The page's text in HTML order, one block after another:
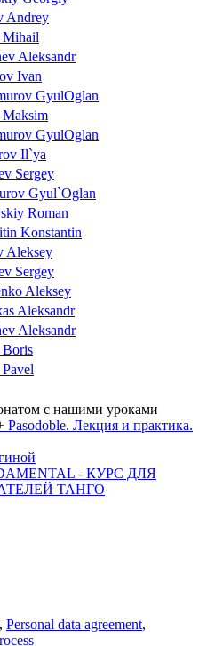
Andrey
Aleksandr
Ivan
GyulOglan
Maksim
GyulOglan
Il`ya
Sergey
Gyul`Oglan
Roman
Konstantin
Aleksey
Sergey
Aleksey
Aleksandr
Aleksandr
Boris
с нашими уроками
Лекция и практика.
- КУРС ДЛЯ
ТАНГО
, Personal data agreement,